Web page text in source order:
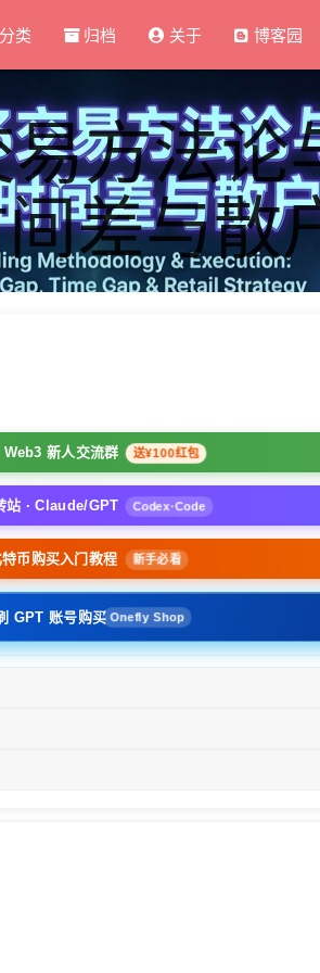
分类 归档 关于 博客园
方法论
差与散
Web3 新人交流群 送¥100红包
站 · Claude/GPT Codex·Code
特币购买入门教程 新手必看
GPT 账号购买 Onefly Shop